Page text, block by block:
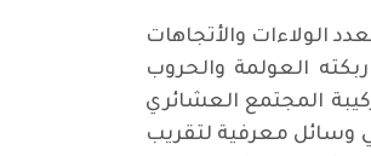
الولاءات والأتجاهات
العولمة والحروب
المجتمع العشائري
وسائل معرفية لتقريب